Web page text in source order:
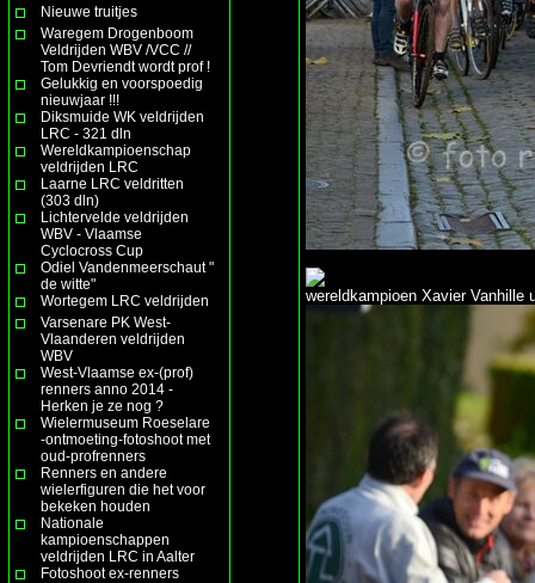
Nieuwe truitjes
Waregem Drogenboom
Veldrijden WBV /VCC //
Tom Devriendt wordt prof !
Gelukkig en voorspoedig
nieuwjaar !!!
Diksmuide WK veldrijden
LRC - 321 dln
Wereldkampioenschap
veldrijden LRC
Laarne LRC veldritten
(303 dln)
Lichtervelde veldrijden
WBV - Vlaamse
Cyclocross Cup
Odiel Vandenmeerschaut "
de witte"
Wortegem LRC veldrijden
Varsenare PK West-
Vlaanderen veldrijden
WBV
West-Vlaamse ex-(prof)
renners anno 2014 -
Herken je ze nog ?
Wielermuseum Roeselare
-ontmoeting-fotoshoot met
oud-profrenners
Renners en andere
wielerfiguren die het voor
bekeken houden
Nationale
kampioenschappen
veldrijden LRC in Aalter
Fotoshoot ex-renners
wereldkampioen Xavier